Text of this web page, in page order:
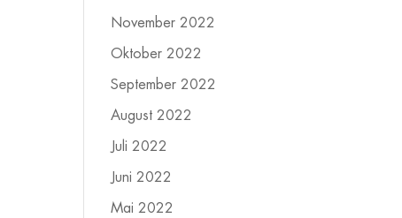
November 2022
Oktober 2022
September 2022
August 2022
Juli 2022
Juni 2022
Mai 2022